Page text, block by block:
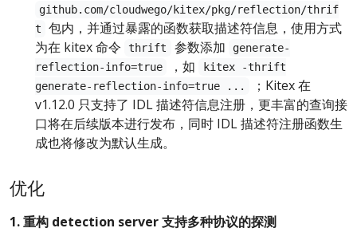
github.com/cloudwego/kitex/pkg/reflection/thrif
t
包内，并通过暴露的函数获取描述符信息，使用方式
为在 kitex 命令
thrift 参数添加
generate-
reflection-info=true
，如
kitex -thrift
generate-reflection-info=true ...
；Kitex 在
v1.12.0 只支持了 IDL 描述符信息注册，更丰富的查询接
口将在后续版本进行发布，同时 IDL 描述符注册函数生
成也将修改为默认生成。
优化
1. 重构 detection server 支持多种协议的探测